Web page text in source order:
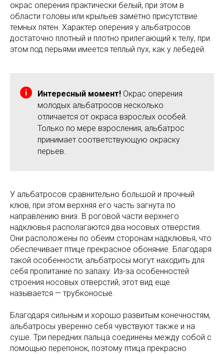
окрас оперения практически белый, при этом в
области головы или крыльев заметно присутствие
темных пятен. Характер оперения у альбатросов
достаточно плотный и плотно прилегающий к телу, при
этом под перьями имеется теплый пух, как у лебедей.
Интересный момент! Окрас оперения
молодых альбатросов несколько
отличается от окраса взрослых особей.
Только по мере взросления, альбатрос
принимает соответствующую окраску
перьев.
У альбатросов сравнительно большой и прочный
клюв, при этом верхняя его часть загнута по
направлению вниз. В роговой части верхнего
надклювья располагаются два носовых отверстия.
Они расположены по обеим сторонам надклювья, что
обеспечивает птице прекрасное обоняние. Благодаря
такой особенности, альбатросы могут находить для
себя пропитание по запаху. Из-за особенностей
строения носовых отверстий, этот вид еще
называется — трубконосые.
Благодаря сильным и хорошо развитым конечностям,
альбатросы уверенно себя чувствуют также и на
суше. Три передних пальца соединены между собой с
помощью перепонок, поэтому птица прекрасно